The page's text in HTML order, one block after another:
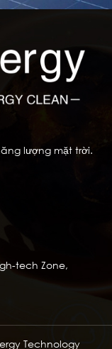
lượng mặt trời.
tech Zone,
Technology